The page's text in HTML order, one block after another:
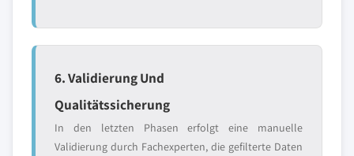
6. Validierung Und
Qualitätssicherung
In den letzten Phasen erfolgt eine manuelle
Validierung durch Fachexperten, die gefilterte Daten